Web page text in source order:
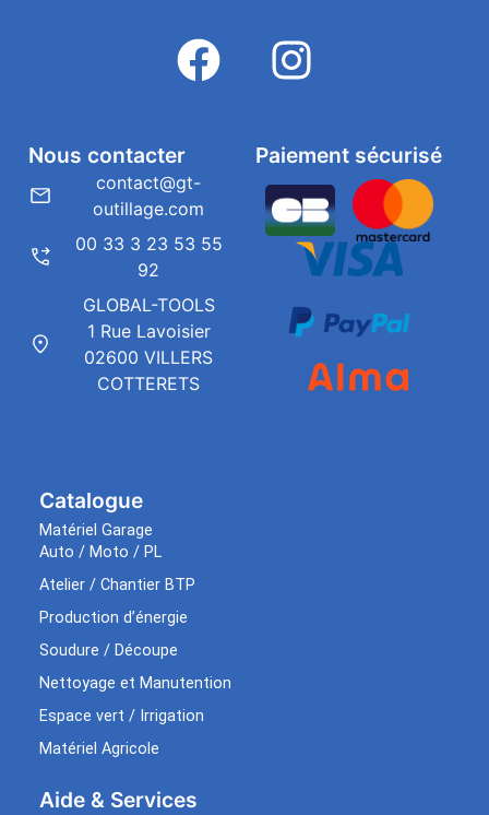
Catalogue
Matériel Garage
Auto / Moto / PL
Atelier / Chantier BTP
Production d’énergie
Soudure / Découpe
Nettoyage et Manutention
Espace vert / Irrigation
Matériel Agricole
Aide & Services​
Paiement sécurisé
Nous contacter
contact@gt-
outillage.com
00 33 3 23 53 55
92
GLOBAL-TOOLS
1 Rue Lavoisier
02600 VILLERS
COTTERETS